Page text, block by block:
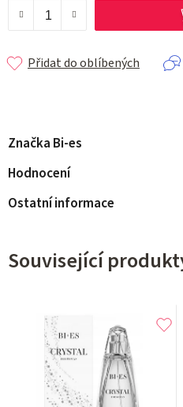
Přidat do oblíbených
Značka Bi-es
Hodnocení
Ostatní informace
Související